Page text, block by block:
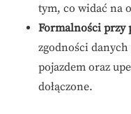
tym, co widać na
Formalności przy
zgodności
pojazdem oraz
dołączone.